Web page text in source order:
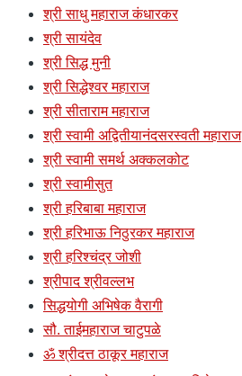
श्री साधु महाराज कंधारकर
श्री सायंदेव
श्री सिद्ध मुनी
श्री सिद्धेश्वर महाराज
श्री सीताराम महाराज
श्री स्वामी अद्वितीयानंदसरस्वती महाराज
श्री स्वामी समर्थ अक्कलकोट
श्री स्वामीसुत
श्री हरिबाबा महाराज
श्री हरिभाऊ निठुरकर महाराज
श्री हरिश्चंद्र जोशी
श्रीपाद श्रीवल्लभ
सिद्धयोगी अभिषेक वैरागी
सौ. ताईमहाराज चाटुपळे
ॐ श्रीदत्त ठाकूर महाराज